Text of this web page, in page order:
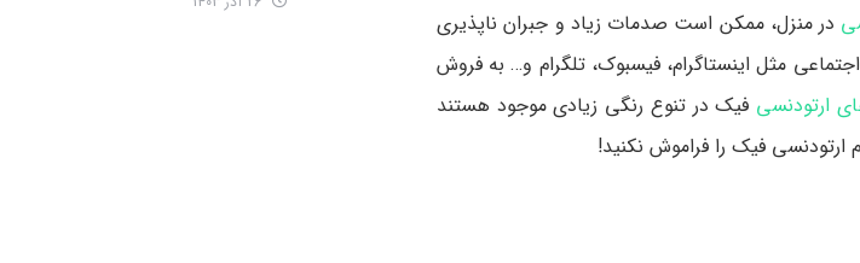
در منزل، ممکن است صدمات زیاد و جبران ناپذیری
مثل اینستاگرام، فیسبوک، تلگرام و… به فروش
ارتودنسی فیک در تنوع رنگی زیادی موجود هستند
فیک را فراموش نکنید!